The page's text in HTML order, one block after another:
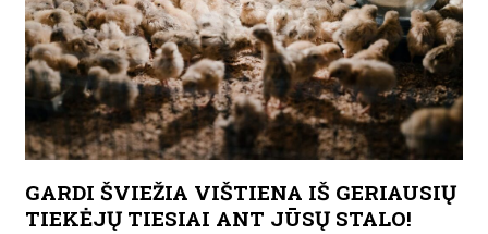
GARDI ŠVIEŽIA VIŠTIENA IŠ GERIAUSIŲ
TIEKĖJŲ TIESIAI ANT JŪSŲ STALO!